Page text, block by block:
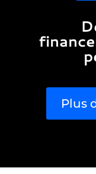
Plus